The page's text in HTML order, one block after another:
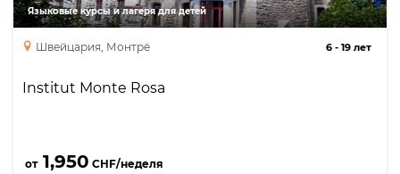
Языковые курсы и лагеря для детей
6 - 19 лет
Швейцария, Монтрё
Institut Monte Rosa
от1,950 CHF/неделя
горнолыжных курортах.